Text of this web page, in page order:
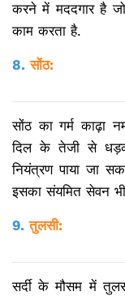
करने में मददगार है
काम करता है.
8. सोंठ:
सोंठ का गर्म काढ़ा
दिल के तेजी से
नियंत्रण पाया जा
इसका सं​यमित सेवन
9. तुलसी:
सर्दी के मौसम में